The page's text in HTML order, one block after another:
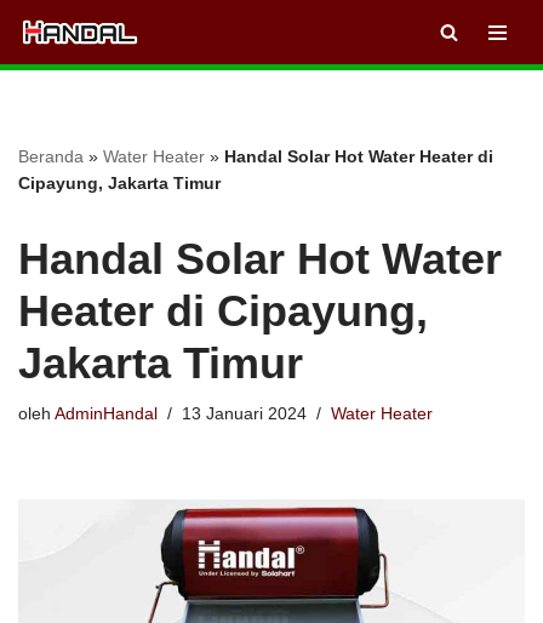
Lompat
Beranda » Water Heater » Handal Solar Hot Water Heater di
Cipayung, Jakarta Timur
Handal Solar Hot Water
Heater di Cipayung,
Jakarta Timur
oleh AdminHandal 13 Januari 2024 Water Heater